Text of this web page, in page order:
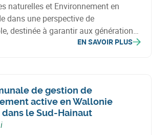
naturelles et Environnement en
destinée à garantir aux générations
de qualité, indispensables à la vie.
EN SAVOIR PLUS
de gestion de
active en Wallonie
le Sud-Hainaut